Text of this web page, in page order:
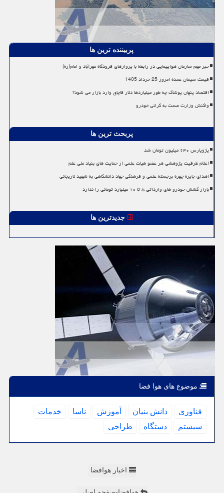
پربیننده ترین ها
خبر مهم سازمان هواپیمایی در رابطه با پروازهای فرودگاه مهرآباد و امام(ره)
قیمت سیمان عمده امروز 25 خرداد 1405
اقتصاد پنهان پوشاک چه طور میلیاردها دلار قاچاق وارد بازار می شود؟
واکنش وزارت صمت به گرانی خودرو
پربحث ترین ها
پژوپارس ۶۴۰ میلیون تومان شد
اعلام ظرفیت پژوهشی هر عضو هیات علمی از حمایت های بنیاد ملی علم
اهدای جایزه چهره برجسته علمی و فرهنگی جهاد دانشگاهی به شهید لاریجانی
بازار کشش خودرو های وارداتی ۵ تا ۱۰ میلیارد تومانی را ندارد
جدیدترین ها
موضوع های هوا فضا
فناوری دانش بنیان آموزش ناسا
خدمات
سیستم
دستگاه طراحی
اخبار هوافضا